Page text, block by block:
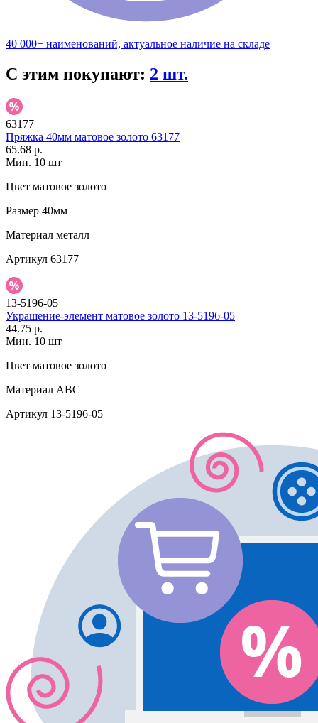
40 000+ наименований, актуальное наличие на складе
С этим покупают: 2 шт.
63177
Пряжка 40мм матовое золото 63177
65.68 р.
Мин. 10 шт
Цвет матовое золото
Размер 40мм
Материал металл
Артикул 63177
13-5196-05
Украшение-элемент матовое золото 13-5196-05
44.75 р.
Мин. 10 шт
Цвет матовое золото
Материал АВС
Артикул 13-5196-05